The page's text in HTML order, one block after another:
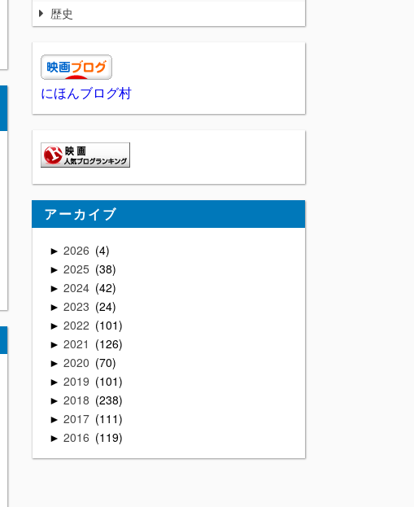
歴史
にほんブログ村
アーカイブ
► 2026 4
► 2025 38
► 2024 42
► 2023 24
► 2022 101
► 2021 126
► 2020 70
► 2019 101
► 2018 238
► 2017 111
► 2016 119